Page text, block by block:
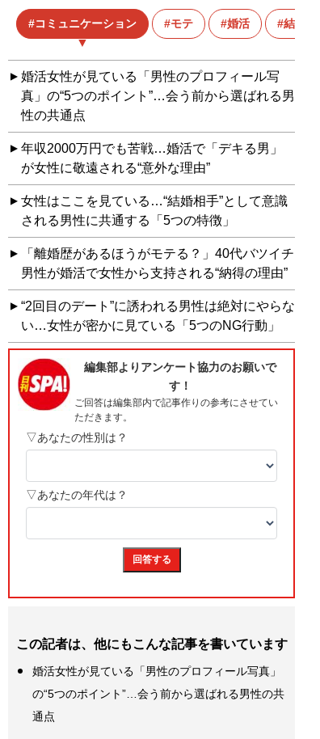
コミュニケーション モテ 婚活 結婚
婚活女性が見ている「男性のプロフィール写
真」の“5つのポイント”…会う前から選ばれる男
性の共通点
年収2000万円でも苦戦…婚活で「デキる男」
が女性に敬遠される“意外な理由”
女性はここを見ている…“結婚相手”として意識
される男性に共通する「5つの特徴」
「離婚歴があるほうがモテる？」40代バツイチ
男性が婚活で女性から支持される“納得の理由”
“2回目のデート”に誘われる男性は絶対にやらな
い…女性が密かに見ている「5つのNG行動」
この記者は、他にもこんな記事を書いています
婚活女性が見ている「男性のプロフィール写真」
の“5つのポイント”…会う前から選ばれる男性の共
通点